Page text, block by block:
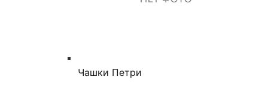
Чашки Петри